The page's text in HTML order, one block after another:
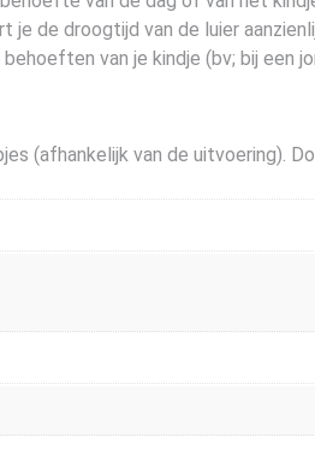
de droogtijd van de luier
van je kindje (bv; bij een
(afhankelijk van de uitvoering).